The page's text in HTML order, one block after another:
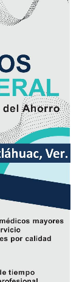
comunidad,
las
posible
el
la
materiales de
una mejor
buscan
agua potable
enfrentaron